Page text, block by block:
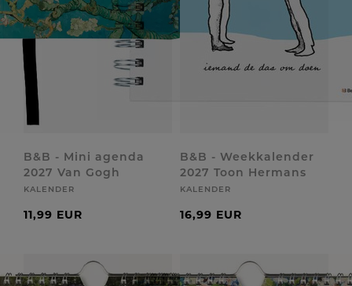
B&B - Mini agenda
2027 Van Gogh
KALENDER
11,99 EUR
B&B - Weekkalender
2027 Toon Hermans
KALENDER
16,99 EUR